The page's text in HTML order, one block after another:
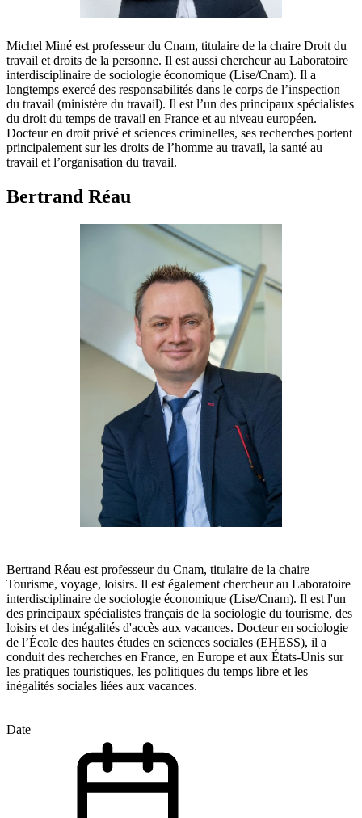
Michel Miné est professeur du Cnam, titulaire de la chaire Droit du
travail et droits de la personne. Il est aussi chercheur au Laboratoire
interdisciplinaire de sociologie économique (Lise/Cnam). Il a
longtemps exercé des responsabilités dans le corps de l’inspection
du travail (ministère du travail). Il est l’un des principaux spécialistes
du droit du temps de travail en France et au niveau européen.
Docteur en droit privé et sciences criminelles, ses recherches portent
principalement sur les droits de l’homme au travail, la santé au
travail et l’organisation du travail.
Bertrand Réau
Bertrand Réau est professeur du Cnam, titulaire de la chaire
Tourisme, voyage, loisirs. Il est également chercheur au Laboratoire
interdisciplinaire de sociologie économique (Lise/Cnam). Il est l'un
des principaux spécialistes français de la sociologie du tourisme, des
loisirs et des inégalités d'accès aux vacances. Docteur en sociologie
de l’École des hautes études en sciences sociales (EHESS), il a
conduit des recherches en France, en Europe et aux États-Unis sur
les pratiques touristiques, les politiques du temps libre et les
inégalités sociales liées aux vacances.
Date